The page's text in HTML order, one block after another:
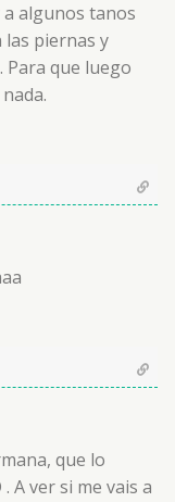
algunos tanos
piernas y
Para que luego
que lo
A ver si me vais a